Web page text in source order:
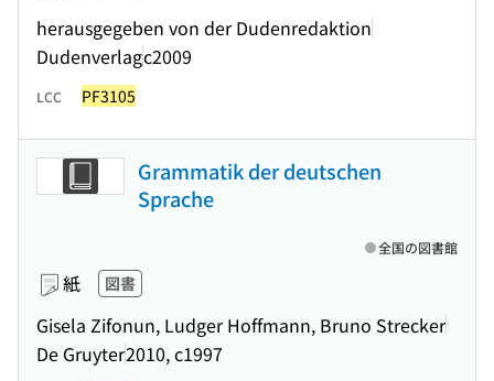
herausgegeben von der Dudenredaktion
Dudenverlagc2009
LCC PF3105
Grammatik der deutschen
Sprache
紙 図書
Gisela Zifonun, Ludger Hoffmann, Bruno Strecker
De Gruyter2010, c1997
全国の図書館